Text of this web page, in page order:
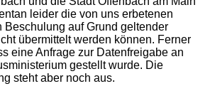
leider die von uns erbetenen
Beschulung auf Grund geltender
übermittelt werden können. Ferner
eine Anfrage zur Datenfreigabe an
gestellt wurde. Die
steht aber noch aus.